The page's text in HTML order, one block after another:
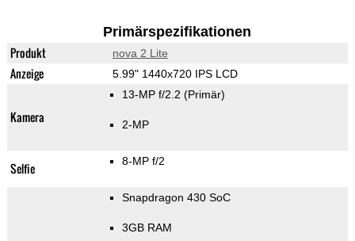
Primärspezifikationen
Produkt nova 2 Lite
Anzeige 5.99" 1440x720 IPS LCD
Kamera
13-MP f/2.2 (Primär)
2-MP
Selfie 8-MP f/2
Snapdragon 430 SoC
3GB RAM